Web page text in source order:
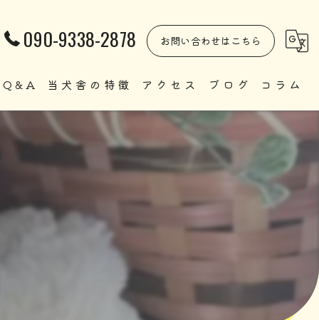
090-9338-2878 お問い合わせはこちら
Q&A 当犬舎の特徴
自家繁殖
直販
アクセス ブログ コラム